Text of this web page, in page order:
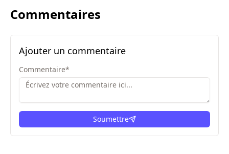
Commentaires
Ajouter un commentaire
Commentaire*
Soumettre